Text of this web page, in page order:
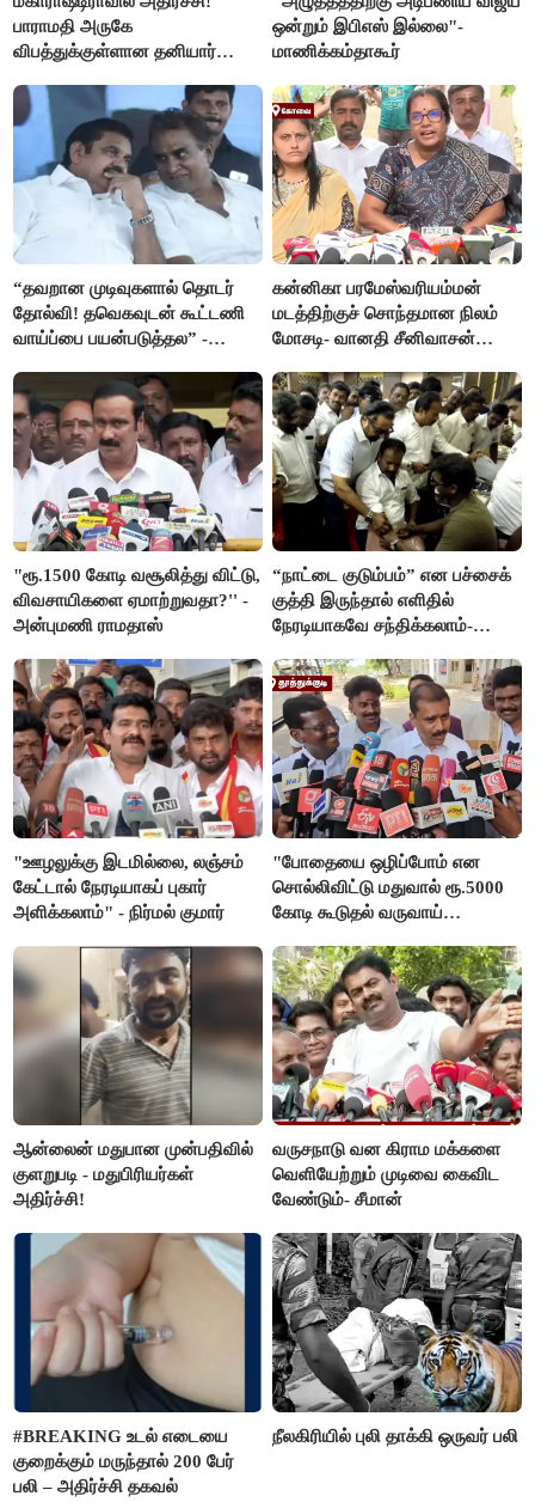
பாராமதி அருகே
விபத்துக்குள்ளான தனியார்
ஒன்றும் இபிஎஸ் இல்லை"-
மாணிக்கம்தாகூர்
“தவறான முடிவுகளால் தொடர்
தோல்வி! தவெகவுடன் கூட்டணி
வாய்ப்பை பயன்படுத்தல” -
கன்னிகா பரமேஸ்வரியம்மன்
மடத்திற்குச் சொந்தமான நிலம்
மோசடி- வானதி சீனிவாசன்
"ரூ.1500 கோடி வசூலித்து விட்டு,
விவசாயிகளை ஏமாற்றுவதா?'' -
அன்புமணி ராமதாஸ்
“நாட்டை குடும்பம்” என பச்சைக்
குத்தி இருந்தால் எளிதில்
நேரடியாகவே சந்திக்கலாம்-
"ஊழலுக்கு இடமில்லை, லஞ்சம்
கேட்டால் நேரடியாகப் புகார்
அளிக்கலாம்" - நிர்மல் குமார்
"போதையை ஒழிப்போம் என
சொல்லிவிட்டு மதுவால் ரூ.5000
கோடி கூடுதல் வருவாய்
மார்க்கண்டேயன்
ஆன்லைன் மதுபான முன்பதிவில்
குளறுபடி - மதுபிரியர்கள்
அதிர்ச்சி!
வருசநாடு வன கிராம மக்களை
வெளியேற்றும் முடிவை கைவிட
வேண்டும்- சீமான்
#BREAKING உடல் எடையை
குறைக்கும் மருந்தால் 200 பேர்
பலி – அதிர்ச்சி தகவல்
நீலகிரியில் புலி தாக்கி ஒருவர் பலி